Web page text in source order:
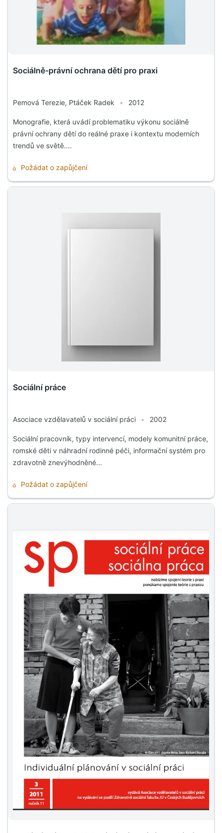
Sociálně-právní ochrana dětí pro praxi
Pemová Terezie, Ptáček Radek • 2012
Monografie, která uvádí problematiku výkonu sociálně
právní ochrany dětí do reálné praxe i kontextu moderních
trendů ve světě....
Požádat o zapůjčení
Sociální práce
Asociace vzdělavatelů v sociální práci • 2002
Sociální pracovník, typy intervencí, modely komunitní práce,
romské děti v náhradní rodinné péči, informační systém pro
zdravotně znevýhodněné...
Požádat o zapůjčení